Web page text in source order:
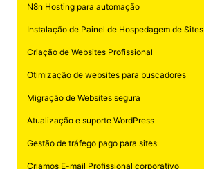
N8n Hosting para automação
Instalação de Painel de Hospedagem de Sites
Criação de Websites Profissional
Otimização de websites para buscadores
Migração de Websites segura
Atualização e suporte WordPress
Gestão de tráfego pago para sites
Criamos E-mail Profissional corporativo